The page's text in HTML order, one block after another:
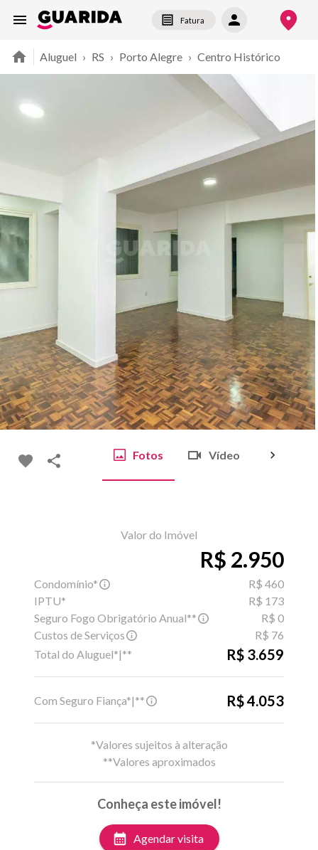
Fatura
Aluguel › RS › Porto Alegre › Centro Histórico
Fotos Vídeo
Valor do Imóvel
R$ 2.950
Condomínio*
R$ 460
IPTU*
R$ 173
Seguro Fogo Obrigatório Anual**
R$ 0
Custos de Serviços
R$ 76
Total do Aluguel*|**
R$ 3.659
Com Seguro Fiança*|** R$ 4.053
*Valores sujeitos à alteração
**Valores aproximados
Conheça este imóvel!
Agendar visita